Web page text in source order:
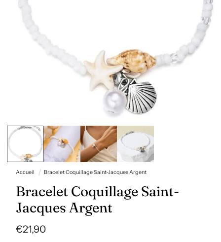
le
dans
une
modale
Accueil Bracelet Coquillage Saint-Jacques Argent
Bracelet Coquillage Saint-
Jacques Argent
Prix
€21,90